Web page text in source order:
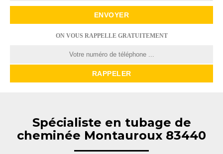
ON VOUS RAPPELLE GRATUITEMENT
Spécialiste en tubage de
cheminée Montauroux 83440